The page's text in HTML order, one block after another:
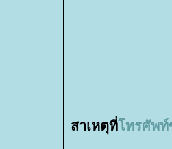
สาเหตุที่ทรศัพท์